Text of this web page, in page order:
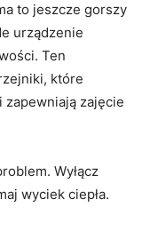
to jeszcze gorszy
urządzenie
Ten
które
zajęcie
Wyłącz
wyciek ciepła.